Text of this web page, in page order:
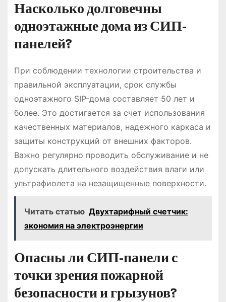
Насколько долговечны
одноэтажные дома из СИП-
панелей?
При соблюдении технологии строительства и
правильной эксплуатации, срок службы
одноэтажного SIP-дома составляет 50 лет и
более. Это достигается за счет использования
качественных материалов, надежного каркаса и
защиты конструкций от внешних факторов.
Важно регулярно проводить обслуживание и не
допускать длительного воздействия влаги или
ультрафиолета на незащищенные поверхности.
Читать статью Двухтарифный счетчик:
экономия на электроэнергии
Опасны ли СИП-панели с
точки зрения пожарной
безопасности и грызунов?